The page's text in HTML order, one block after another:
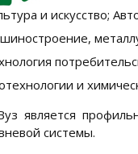
и искусство;
и
является
системы.